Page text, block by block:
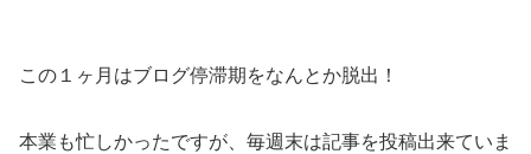
この１ヶ月はブログ停滞期をなんとか脱出！
本業も忙しかったですが、毎週末は記事を投稿出来ていま